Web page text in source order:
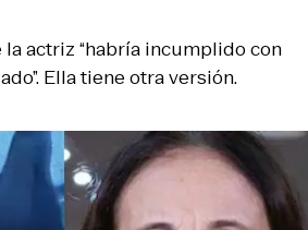
actriz “habría incumplido con
Ella tiene otra versión.